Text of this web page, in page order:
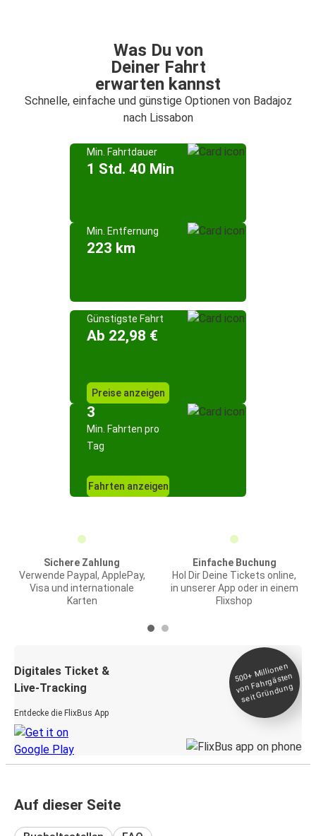
Was Du von
Deiner Fahrt
erwarten kannst
Schnelle, einfache und günstige Optionen von Badajoz
nach Lissabon
Min. Fahrtdauer
1 Std. 40 Min
Min. Entfernung
223 km
Günstigste Fahrt
Ab 22,98 €
Preise anzeigen
3
Min. Fahrten pro
Tag
Fahrten anzeigen
Sichere Zahlung
Verwende Paypal, ApplePay,
Visa und internationale
Karten
Einfache Buchung
Hol Dir Deine Tickets online,
in unserer App oder in einem
Flixshop
Digitales Ticket &
Live-Tracking
Entdecke die FlixBus App
500+
Millionen
von Fahrgästen
seit
Gründung
Auf dieser Seite